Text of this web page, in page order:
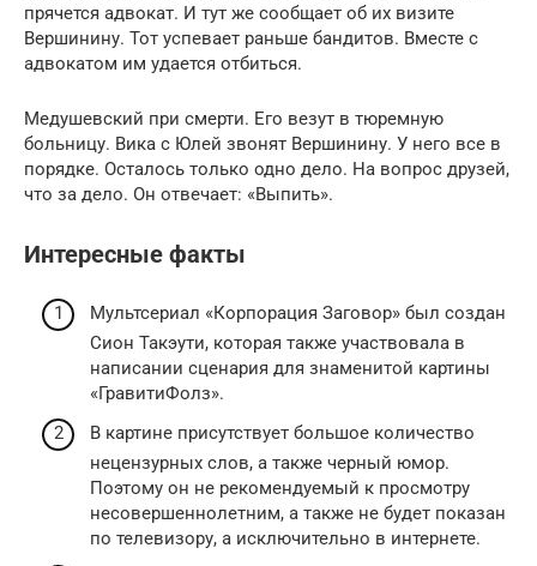
прячется адвокат. И тут же сообщает об их визите
Вершинину. Тот успевает раньше бандитов. Вместе с
адвокатом им удается отбиться.
Медушевский при смерти. Его везут в тюремную
больницу. Вика с Юлей звонят Вершинину. У него все в
порядке. Осталось только одно дело. На вопрос друзей,
что за дело. Он отвечает: «Выпить».
Интересные факты
Мультсериал «Корпорация Заговор» был создан
Сион Такэути, которая также участвовала в
написании сценария для знаменитой картины
«ГравитиФолз».
В картине присутствует большое количество
нецензурных слов, а также черный юмор.
Поэтому он не рекомендуемый к просмотру
несовершеннолетним, а также не будет показан
по телевизору, а исключительно в интернете.